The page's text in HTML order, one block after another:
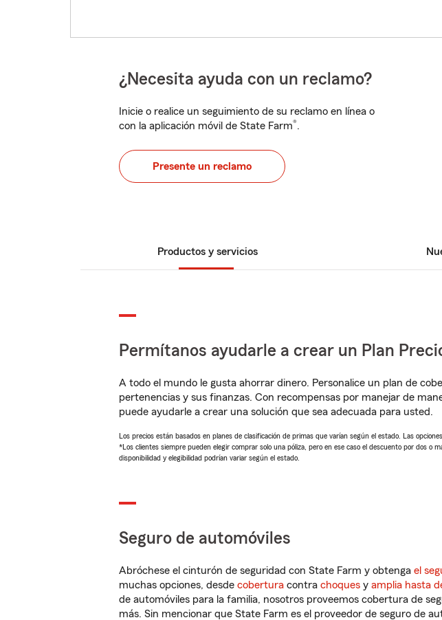
¿Necesita ayuda con un reclamo?
Inicie o realice un seguimiento de su reclamo en línea o
con la aplicación móvil de State Farm®.
Presente un reclamo
Productos y servicios
Permítanos ayudarle a crear un Plan
A todo el mundo le gusta ahorrar dinero. Personalice un plan de
pertenencias y sus finanzas. Con recompensas por manejar de
puede ayudarle a crear una solución que sea adecuada para usted.
Los precios están basados en planes de clasificación de primas que varían según el estado. Las
*Los clientes siempre pueden elegir comprar solo una póliza, pero en ese caso el descuento por dos o
disponibilidad y elegibilidad podrían variar según el estado.
Seguro de automóviles
Abróchese el cinturón de seguridad con State Farm y obtenga el
muchas opciones, desde cobertura contra choques y amplia hasta
de automóviles para la familia, nosotros proveemos cobertura de
más. Sin mencionar que State Farm es el proveedor de seguro de